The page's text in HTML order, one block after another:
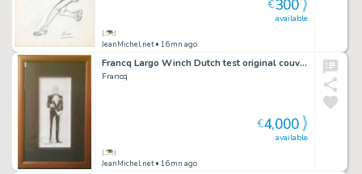
JeanMichel.net• 16mn ago
available
€300
Francq Largo Winch Dutch test original couverture
Francq
JeanMichel.net• 16mn ago
available
€4,000